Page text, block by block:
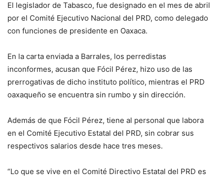
El legislador de Tabasco, fue designado en el mes de abril
por el Comité Ejecutivo Nacional del PRD, como delegado
con funciones de presidente en Oaxaca.
En la carta enviada a Barrales, los perredistas
inconformes, acusan que Fócil Pérez, hizo uso de las
prerrogativas de dicho instituto político, mientras el PRD
oaxaqueño se encuentra sin rumbo y sin dirección.
Además de que Fócil Pérez, tiene al personal que labora
en el Comité Ejecutivo Estatal del PRD, sin cobrar sus
respectivos salarios desde hace tres meses.
“Lo que se vive en el Comité Directivo Estatal del PRD es